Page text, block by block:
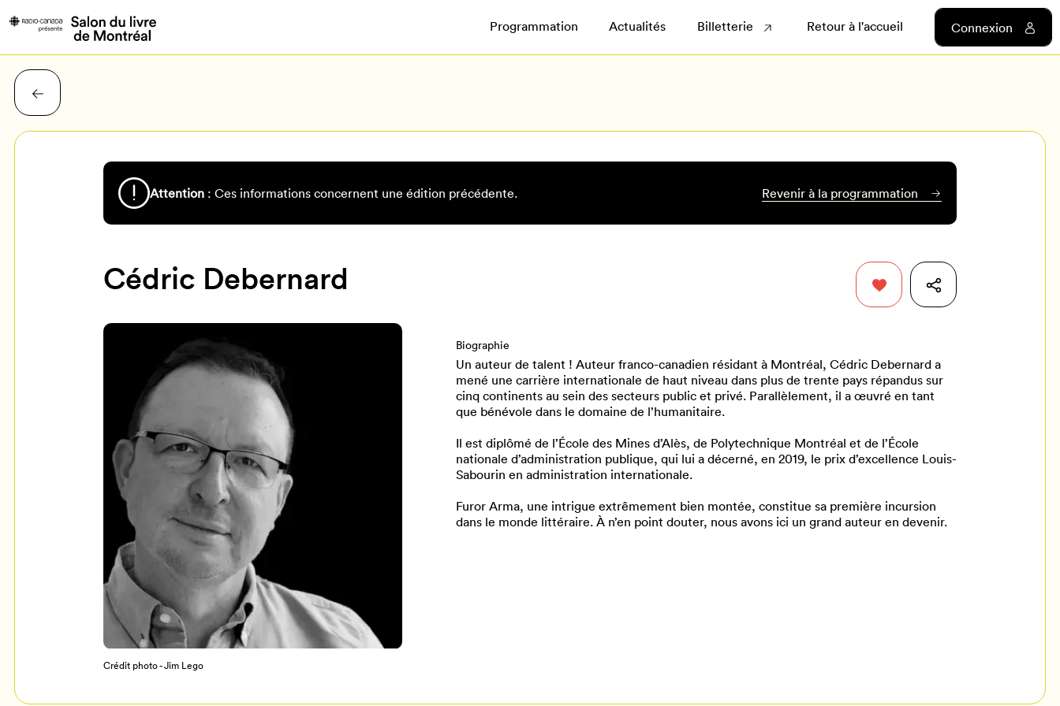
Programmation Actualités Billetterie Retour à l'accueil Connexion
Programmation
Attention : Ces informations concernent une édition précédente. Revenir à la programmation
Cédric Debernard
Crédit photo - Jim Lego
Biographie
Un auteur de talent ! Auteur franco-canadien résidant à Montréal, Cédric Debernard a
mené une carrière internationale de haut niveau dans plus de trente pays répandus sur
cinq continents au sein des secteurs public et privé. Parallèlement, il a œuvré en tant
que bénévole dans le domaine de l’humanitaire.
Il est diplômé de l’École des Mines d’Alès, de Polytechnique Montréal et de l’École
nationale d’administration publique, qui lui a décerné, en 2019, le prix d’excellence Louis-
Sabourin en administration internationale.
Furor Arma, une intrigue extrêmement bien montée, constitue sa première incursion
dans le monde littéraire. À n’en point douter, nous avons ici un grand auteur en devenir.